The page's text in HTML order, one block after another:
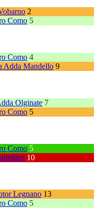
2
Como 5
Como 4
Adda Mandello 9
Olginate 7
Como 5
Como 5
10
Legnano 13
Como 5